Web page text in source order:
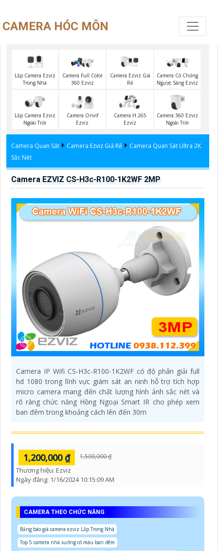
CAMERA HÓC MÔN
Lắp Camera Ezviz
Trong Nhà
Camera Full Color
360 Ezviz
Camera Ezviz Giá
Rẻ
Camera Có Chống
Ngược Sáng Ezviz
Lắp Camera Ezviz
Ngoài Trời
Camera Onvif
Ezviz
Camera H.265
Ezviz
Camera 360 Ezviz
Ngoài Trời
Camera Quan Sát Camera Ezviz Giá Rẻ
Camera Quan Sát Ultra 2K
Sắc Nét
Camera EZVIZ CS-H3c-R100-1K2WF 2MP
Camera IP Wifi CS-H3c-R100-1K2WF có độ phân giải full
hd 1080 trong lĩnh vực giám sát an ninh hỗ trợ tích hợp
micro camera mang đến chất lượng hình ảnh sắc nét và
rõ ràng chức năng Hồng Ngoại Smart IR cho phép xem
ban đêm trong khoảng cách lên đến 30m
1,200,000 ₫ 1,500,000 ₫
Thương hiệu: Ezviz
Ngày đăng: 1/16/2024 10:15:09 AM
CAMERA THEO CHỨC NĂNG
Bảng báo giá camera ezviz Lắp Trong Nhà
Top 5 camera nhà xưởng có màu ban đêm